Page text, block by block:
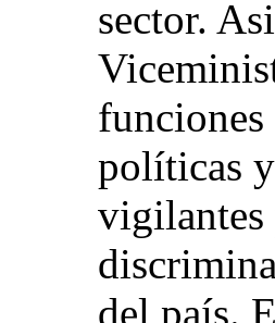
sector.
funciones
políticas
vigilantes
del país.